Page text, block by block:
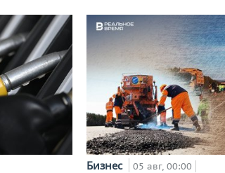
Бизнес 05 авг, 00:00